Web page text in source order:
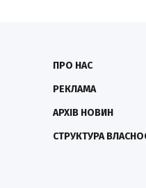
ПРО НАС
РЕКЛАМА
АРХІВ НОВИН
СТРУКТУРА